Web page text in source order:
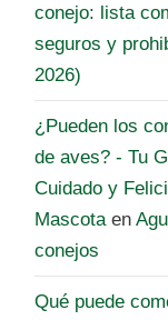
conejo: lista
seguros y
2026)
¿Pueden los
de aves? - Tu
Cuidado y
Mascota en
conejos
Qué puede